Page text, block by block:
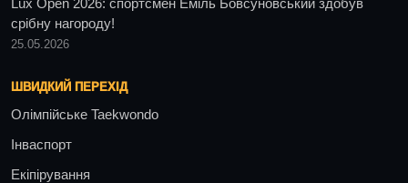
Lux Open 2026: спортсмен Еміль Бовсуновський здобув
срібну нагороду!
25.05.2026
ШВИДКИЙ ПЕРЕХІД
Олімпійське Taekwondo
Інваспорт
Екіпірування